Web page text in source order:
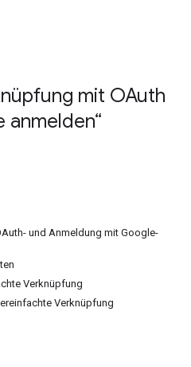
mit OAuth
anmelden“
und Anmeldung mit Google-
Verknüpfung
Verknüpfung